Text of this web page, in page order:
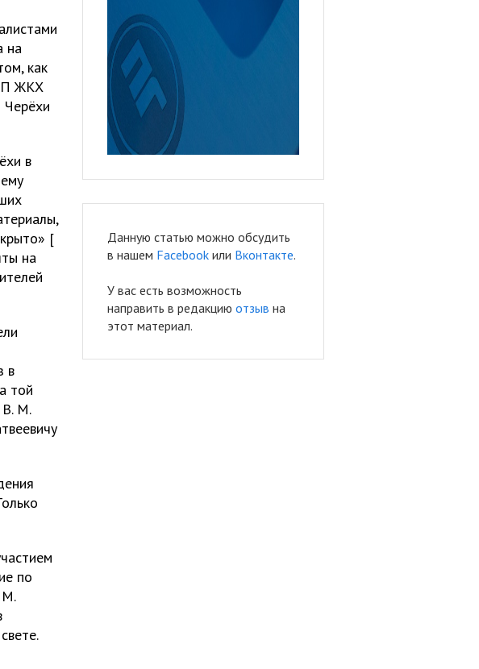
на
как
ЖКХ
Черёхи
в
[
на
в
той
В. М.
по
М.
Данную статью можно обсудить
в нашем Facebook или Вконтакте.
У вас есть возможность
направить в редакцию отзыв на
этот материал.